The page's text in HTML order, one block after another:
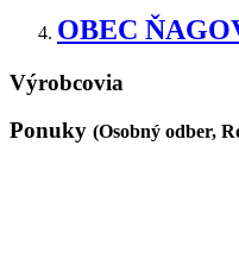
OBEC
Výrobcovia
Ponuky (Osobný odber,